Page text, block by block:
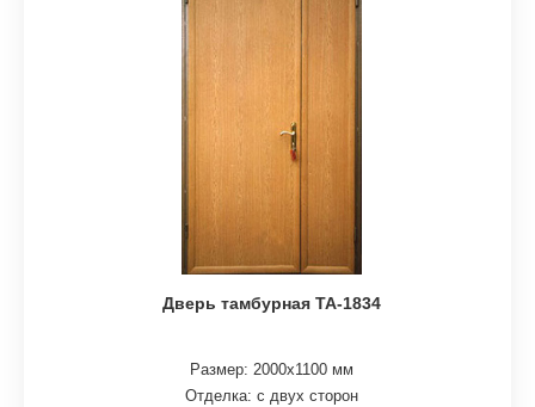
Дверь тамбурная ТА-1834
Размер: 2000х1100 мм
Отделка: с двух сторон